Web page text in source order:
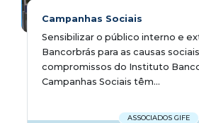
Campanhas Sociais
Sensibilizar o público interno e
Bancorbrás para as causas
compromissos do Instituto
Campanhas Sociais têm...
ASSOCIADOS GIFE